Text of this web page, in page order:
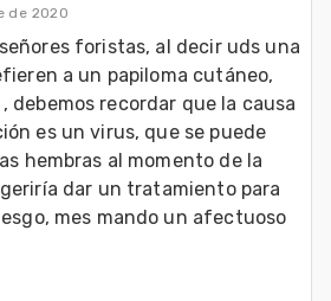
de 2020
foristas, al decir uds una
a un papiloma cutáneo,
debemos recordar que la causa
es un virus, que se puede
hembras al momento de la
dar un tratamiento para
mes mando un afectuoso